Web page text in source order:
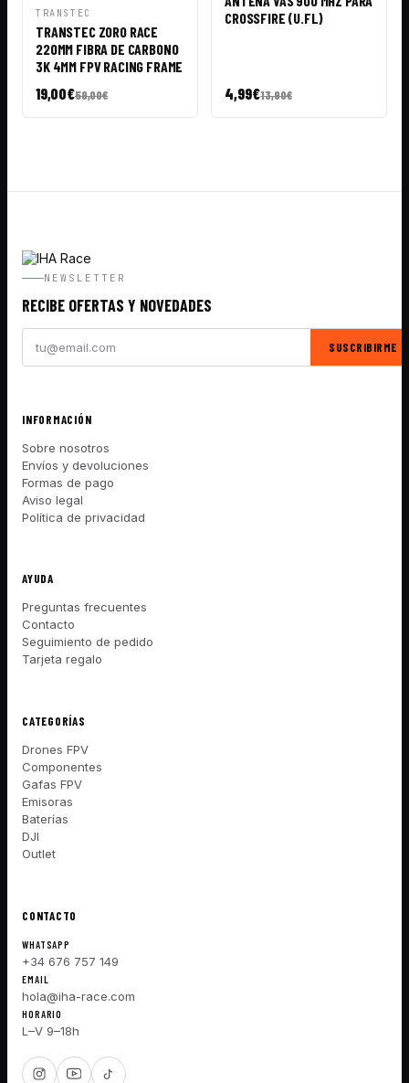
VISTA
TRANSTEC
TRANSTEC ZORO RACE
220MM FIBRA DE CARBONO
3K 4MM FPV RACING FRAME
19,00€59,00€
CROSSFIRE (U.FL)
4,99€13,90€
NEWSLETTER
RECIBE OFERTAS Y NOVEDADES
SUSCRIBIRME
INFORMACIÓN
Sobre nosotros
Envíos y devoluciones
Formas de pago
Aviso legal
Política de privacidad
AYUDA
Preguntas frecuentes
Contacto
Seguimiento de pedido
Tarjeta regalo
CATEGORÍAS
Drones FPV
Componentes
Gafas FPV
Emisoras
Baterías
DJI
Outlet
CONTACTO
WHATSAPP
+34 676 757 149
EMAIL
hola@iha-race.com
HORARIO
L–V 9–18h